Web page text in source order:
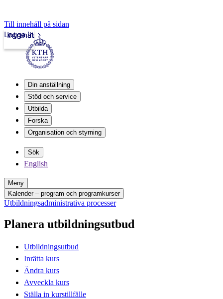
Till innehåll på sidan
Intranät
Logga in
Din anställning
Stöd och service
Utbilda
Forska
Organisation och styrning
Sök
English
Meny
Kalender – program och programkurser
Utbildningsadministrativa processer
Planera utbildningsutbud
Utbildningsutbud
Inrätta kurs
Ändra kurs
Avveckla kurs
Ställa in kurstillfälle